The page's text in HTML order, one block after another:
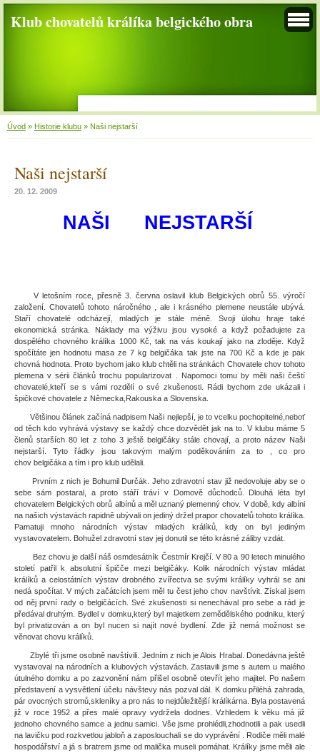
Klub chovatelů králíka belgického obra
Úvod » Historie klubu » Naši nejstarší
Naši nejstarší
20. 12. 2009
NAŠI NEJSTARŠÍ
V letošním roce, přesně 3. června oslavil klub Belgických obrů 55. výročí
založení. Chovatelů tohoto náročného , ale i krásného plemene neustále ubývá.
Staří chovatelé odcházejí, mladých je stále méně. Svoji úlohu hraje také
ekonomická stránka. Náklady ma výživu jsou vysoké a když požadujete za
dospělého chovného králíka 1000 Kč, tak na vás koukají jako na zloděje. Když
spočítáte jen hodnotu masa ze 7 kg belgičáka tak jste na 700 Kč a kde je pak
chovná hodnota. Proto bychom jako klub chtěli na stránkách Chovatele chov tohoto
plemena v sérii článků trochu popularizovat . Napomoci tomu by měli naši čeští
chovatelé,kteří se s vámi rozdělí o své zkušenosti. Rádi bychom zde ukázali i
špičkové chovatele z Německa,Rakouska a Slovenska.
Většinou článek začíná nadpisem Naši nejlepší, je to vcelku pochopitelné,neboť
od těch kdo vyhrává výstavy se každý chce dozvědět jak na to. V klubu máme 5
členů starších 80 let z toho 3 ještě belgičáky stále chovají, a proto název Naši
nejstarší. Tyto řádky jsou takovým malým poděkováním za to , co pro
chov belgičáka a tím i pro klub udělali.
Prvním z nich je Bohumil Durčák. Jeho zdravotní stav již nedovoluje aby se o
sebe sám postaral, a proto stáří tráví v Domově důchodců. Dlouhá léta byl
chovatelem Belgických obrů albínů a měl uznaný plemenný chov. V době, kdy albíni
na našich výstavách rapidně ubývali on jediný držel prapor chovatelů tohoto králíka.
Pamatuji mnoho národních výstav mladých králíků, kdy on byl jediným
vystavovatelem. Bohužel zdravotní stav jej donutil se této krásné záliby vzdát.
Bez chovu je další náš osmdesátník Čestmír Krejčí. V 80 a 90 letech minulého
století patřil k absolutní špičče mezi belgičáky. Kolik národních výstav mládat
králíků a celostátních výstav drobného zvířectva se svými králíky vyhrál se ani
nedá spočítat. V mých začátcích jsem měl tu čest jeho chov navštívit. Získal jsem
od něj první rady o belgičácích. Své zkušenosti si nenechával pro sebe a rád je
předával druhým. Bydlel v domku,který byl majetkem zemědělského podniku, který
byl privatizován a on byl nucen si najít nové bydlení. Zde již nemá možnost se
věnovat chovu králíků.
Zbylé tři jsme osobně navštívili. Jedním z nich je Alois Hrabal. Donedávna ještě
vystavoval na národních a klubových výstavách. Zastavili jsme s autem u malého
útulného domku a po zazvonění nám přišel osobně otevřít jeho majitel. Po našem
představení a vysvětlení účelu návštevy nás pozval dál. K domku přiléhá zahrada,
pár ovocných stromů,skleníky a pro nás to nejdůležitější králíkárna. Byla postavená
již v roce 1952 a přes malé opravy vydržela dodnes. Vzhledem k věku má již
jednoho chovného samce a jednu samici. Vše jsme prohlédli,zhodnotili a pak usedli
na lavičku pod rozkvetlou jabloň a zaposlouchali se do vyprávění . Rodiče měli malé
hospodářství a já s bratrem jsme od malička museli pomáhat. Králíky jsme měli ale